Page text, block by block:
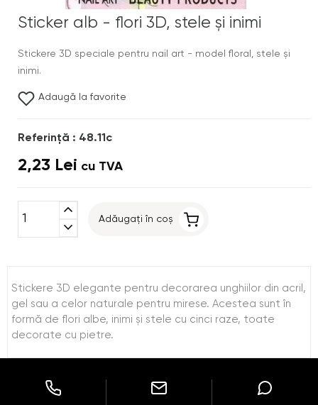
Sticker alb - flori 3D, stele şi inimi
Stickere 3D speciale pentru nail art - model floral, stele şi
inimi.
Adaugă la favorite
Referinţă : 48.11c
2,23 Lei cu TVA
expand_less
expand_more
Adăugați în coș
Stickere 3D elegante pentru decorarea unghiilor din acril,
gel sau a celor naturale pentru mirese. Acestea sunt în
formă de flori albe, inimi şi stele cu cinci raze, toate
decorate cu pietre.